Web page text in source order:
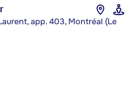
app. 403, Montréal (Le